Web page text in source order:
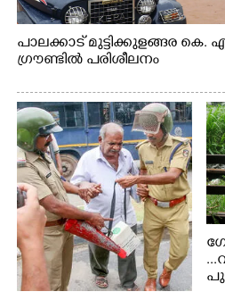
പാലക്കാട് മുട്ടിക്കുളങ്ങര കെ.
ഗ്രൗണ്ടിൽ പരിശീലനം